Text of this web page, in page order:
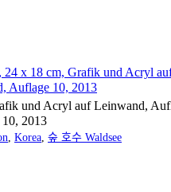
und Acryl auf Leinwand,
10, 2013
Korea 숲 호수 Waldsee